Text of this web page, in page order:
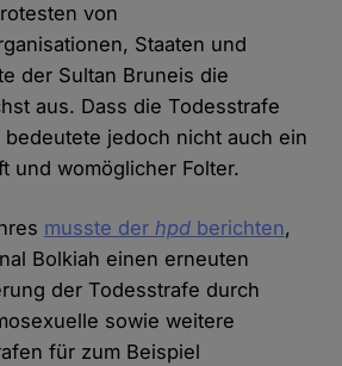
von
Staaten und
der Sultan Bruneis die
aus. Dass die Todesstrafe
jedoch nicht auch ein
und womöglicher Folter.
musste derhpd berichten,
Bolkiah einen erneuten
der Todesstrafe durch
sowie weitere
für zum Beispiel